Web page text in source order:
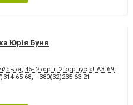
Юрія Буня
45- 2корп, 2 корпус «ЛАЗ 695»
65-68, +380(32)235-63-21